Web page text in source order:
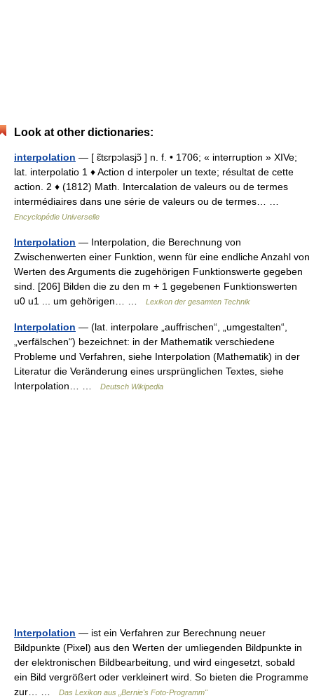
Look at other dictionaries:
interpolation — [ ɛ̃tɛrpɔlasjɔ̃ ] n. f. • 1706; « interruption » XIVe;
lat. interpolatio 1 ♦ Action d interpoler un texte; résultat de cette
action. 2 ♦ (1812) Math. Intercalation de valeurs ou de termes
intermédiaires dans une série de valeurs ou de termes… …
Encyclopédie Universelle
Interpolation — Interpolation, die Berechnung von
Zwischenwerten einer Funktion, wenn für eine endliche Anzahl von
Werten des Arguments die zugehörigen Funktionswerte gegeben
sind. [206] Bilden die zu den m + 1 gegebenen Funktionswerten
u0 u1 ... um gehörigen… …
Lexikon der gesamten Technik
Interpolation — (lat. interpolare „auffrischen“, „umgestalten“,
„verfälschen“) bezeichnet: in der Mathematik verschiedene
Probleme und Verfahren, siehe Interpolation (Mathematik) in der
Literatur die Veränderung eines ursprünglichen Textes, siehe
Interpolation… …
Deutsch Wikipedia
Interpolation — ist ein Verfahren zur Berechnung neuer
Bildpunkte (Pixel) aus den Werten der umliegenden Bildpunkte in
der elektronischen Bildbearbeitung, und wird eingesetzt, sobald
ein Bild vergrößert oder verkleinert wird. So bieten die Programme
zur… …
Das Lexikon aus „Bernie's Foto-Programm"